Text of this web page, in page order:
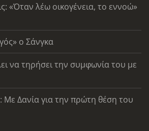
«Όταν λέω οικογένεια, το εννοώ»
ο Σάνγκα
να τηρήσει την συμφωνία του με
Με Δανία για την πρώτη θέση του